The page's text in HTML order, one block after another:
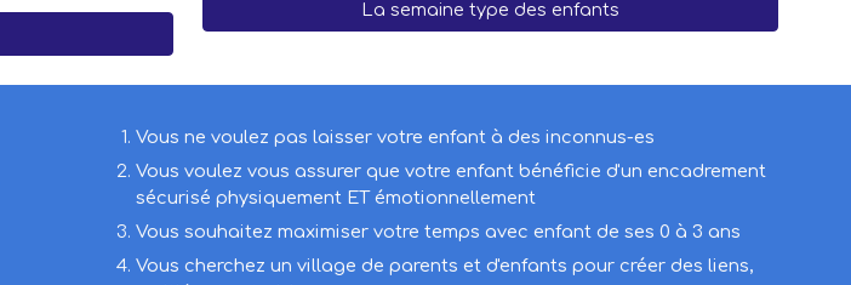
La semaine type des enfants
Vous ne voulez pas laisser votre enfant à des inconnus-es
Vous voulez vous assurer que votre enfant bénéficie d'un encadrement
sécurisé physiquement ET émotionnellement
Vous souhaitez maximiser votre temps avec enfant de ses 0 à 3 ans
Vous cherchez un village de parents et d'enfants pour créer des liens,